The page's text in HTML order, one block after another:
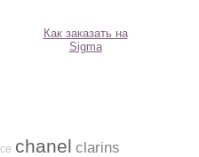
Как заказать на
Sigma
chanel clarins